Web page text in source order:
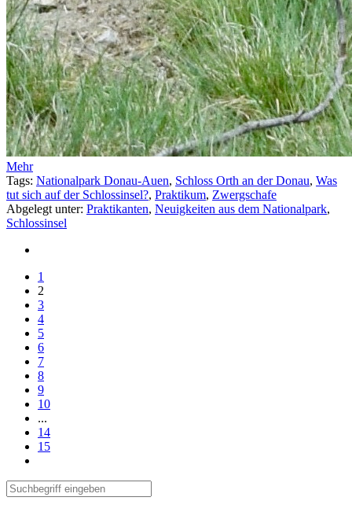
Mehr
Tags: Nationalpark Donau-Auen, Schloss Orth an der Donau, Was
tut sich auf der Schlossinsel?, Praktikum, Zwergschafe
Abgelegt unter: Praktikanten, Neuigkeiten aus dem Nationalpark,
Schlossinsel
1
2
3
4
5
6
7
8
9
10
...
14
15